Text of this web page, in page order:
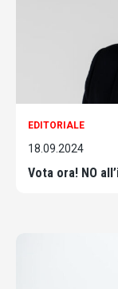
EDITORIALE
18.09.2024
Vota ora! NO